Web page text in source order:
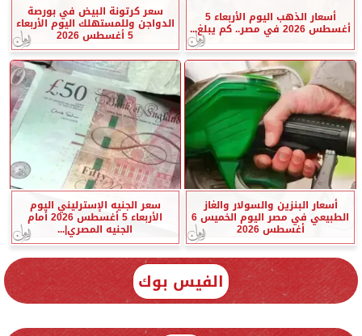
أسعار الذهب اليوم الأربعاء 5
أغسطس 2026 في مصر.. كم يبلغ...
سعر كرتونة البيض في بورصة
الدواجن وللمستهلك اليوم الأربعاء
5 أغسطس 2026
أسعار البنزين والسولار والغاز
الطبيعي في مصر اليوم الخميس 6
أغسطس 2026
سعر الجنيه الإسترليني اليوم
الأربعاء 5 أغسطس 2026 أمام
الجنيه المصري|...
الفيس بوك